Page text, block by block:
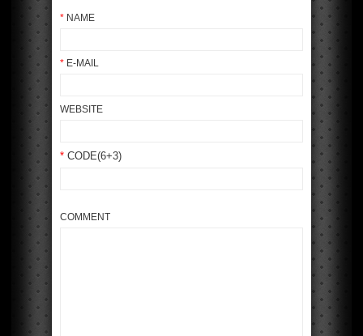
* NAME
* E-MAIL
WEBSITE
* CODE(6+3)
COMMENT